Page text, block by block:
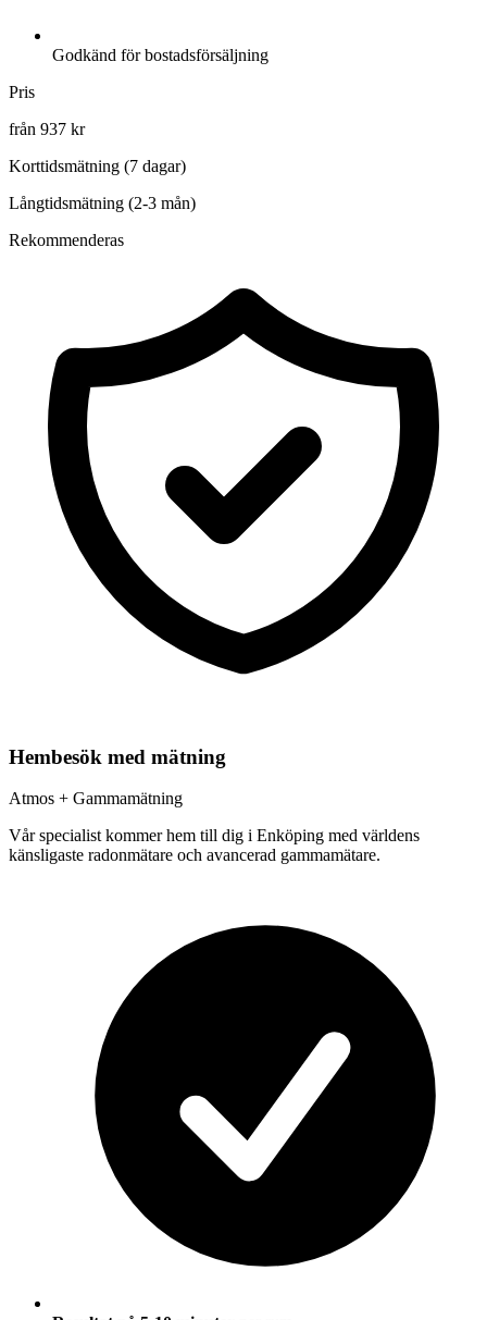
Godkänd för bostadsförsäljning
Pris
från 937 kr
Korttidsmätning (7 dagar)
Långtidsmätning (2-3 mån)
Rekommenderas
Hembesök med mätning
Atmos + Gammamätning
Vår specialist kommer hem till dig i Enköping med världens
känsligaste radonmätare och avancerad gammamätare.